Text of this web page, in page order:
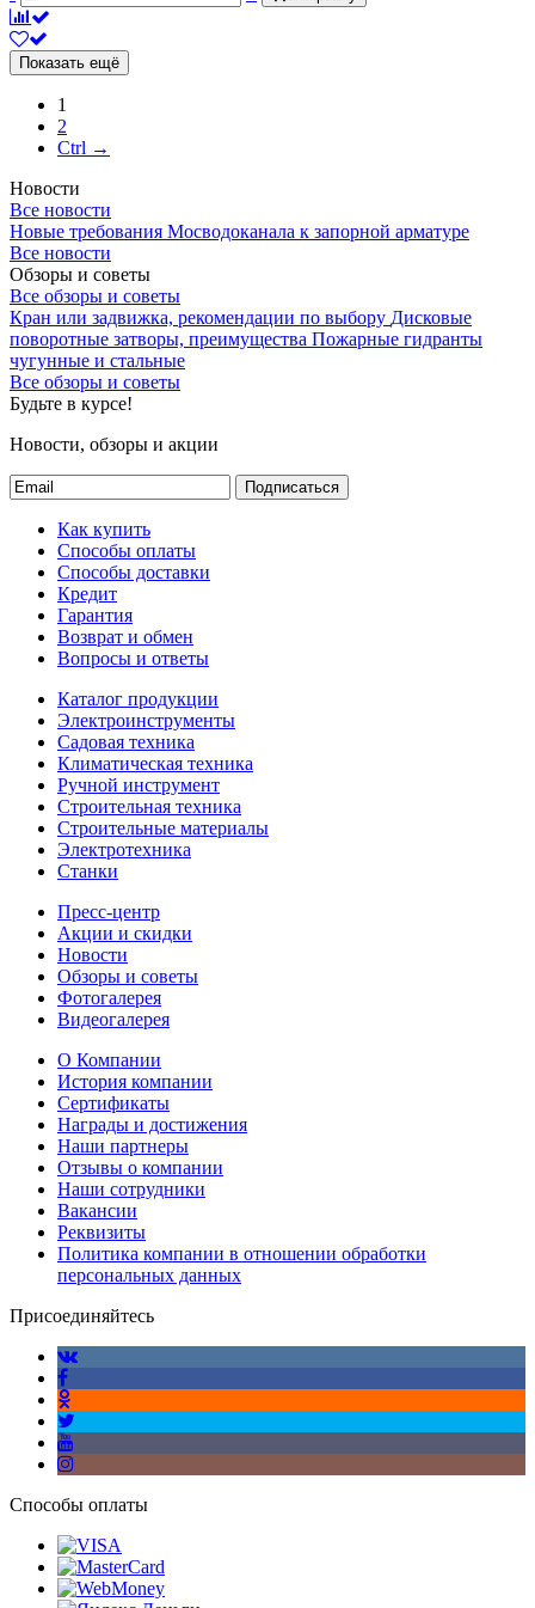
Показать ещё
1
2
Ctrl →
Новости
Все новости
Новые требования Мосводоканала к запорной арматуре
Все новости
Обзоры и советы
Все обзоры и советы
Кран или задвижка, рекомендации по выбору Дисковые
поворотные затворы, преимущества Пожарные гидранты
чугунные и стальные
Все обзоры и советы
Будьте в курсе!
Новости, обзоры и акции
Подписаться
Как купить
Способы оплаты
Способы доставки
Кредит
Гарантия
Возврат и обмен
Вопросы и ответы
Каталог продукции
Электроинструменты
Садовая техника
Климатическая техника
Ручной инструмент
Строительная техника
Строительные материалы
Электротехника
Станки
Пресс-центр
Акции и скидки
Новости
Обзоры и советы
Фотогалерея
Видеогалерея
О Компании
История компании
Сертификаты
Награды и достижения
Наши партнеры
Отзывы о компании
Наши сотрудники
Вакансии
Реквизиты
Политика компании в отношении обработки
персональных данных
Присоединяйтесь
Способы оплаты